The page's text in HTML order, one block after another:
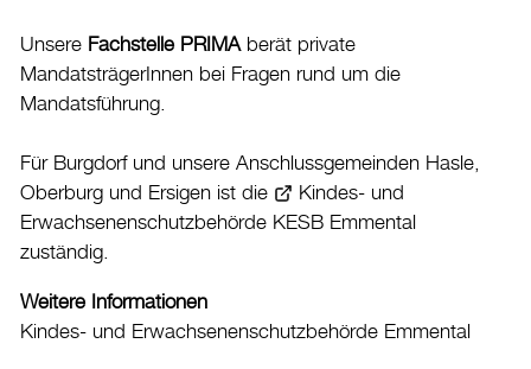
Planen und Bauen
Sicherheit
Tierisches
Umzug
Verwaltung & Politik
Unsere Fachstelle PRIMAberät private
MandatsträgerInnen bei Fragen rund um die
Mandatsführung.
Für Burgdorf und unsere Anschlussgemeinden Hasle,
Oberburg und Ersigen ist die
Kindes- und
Erwachsenenschutzbehörde KESB Emmental
zuständig.
Weitere Informationen
Kindes- und Erwachsenenschutzbehörde Emmental